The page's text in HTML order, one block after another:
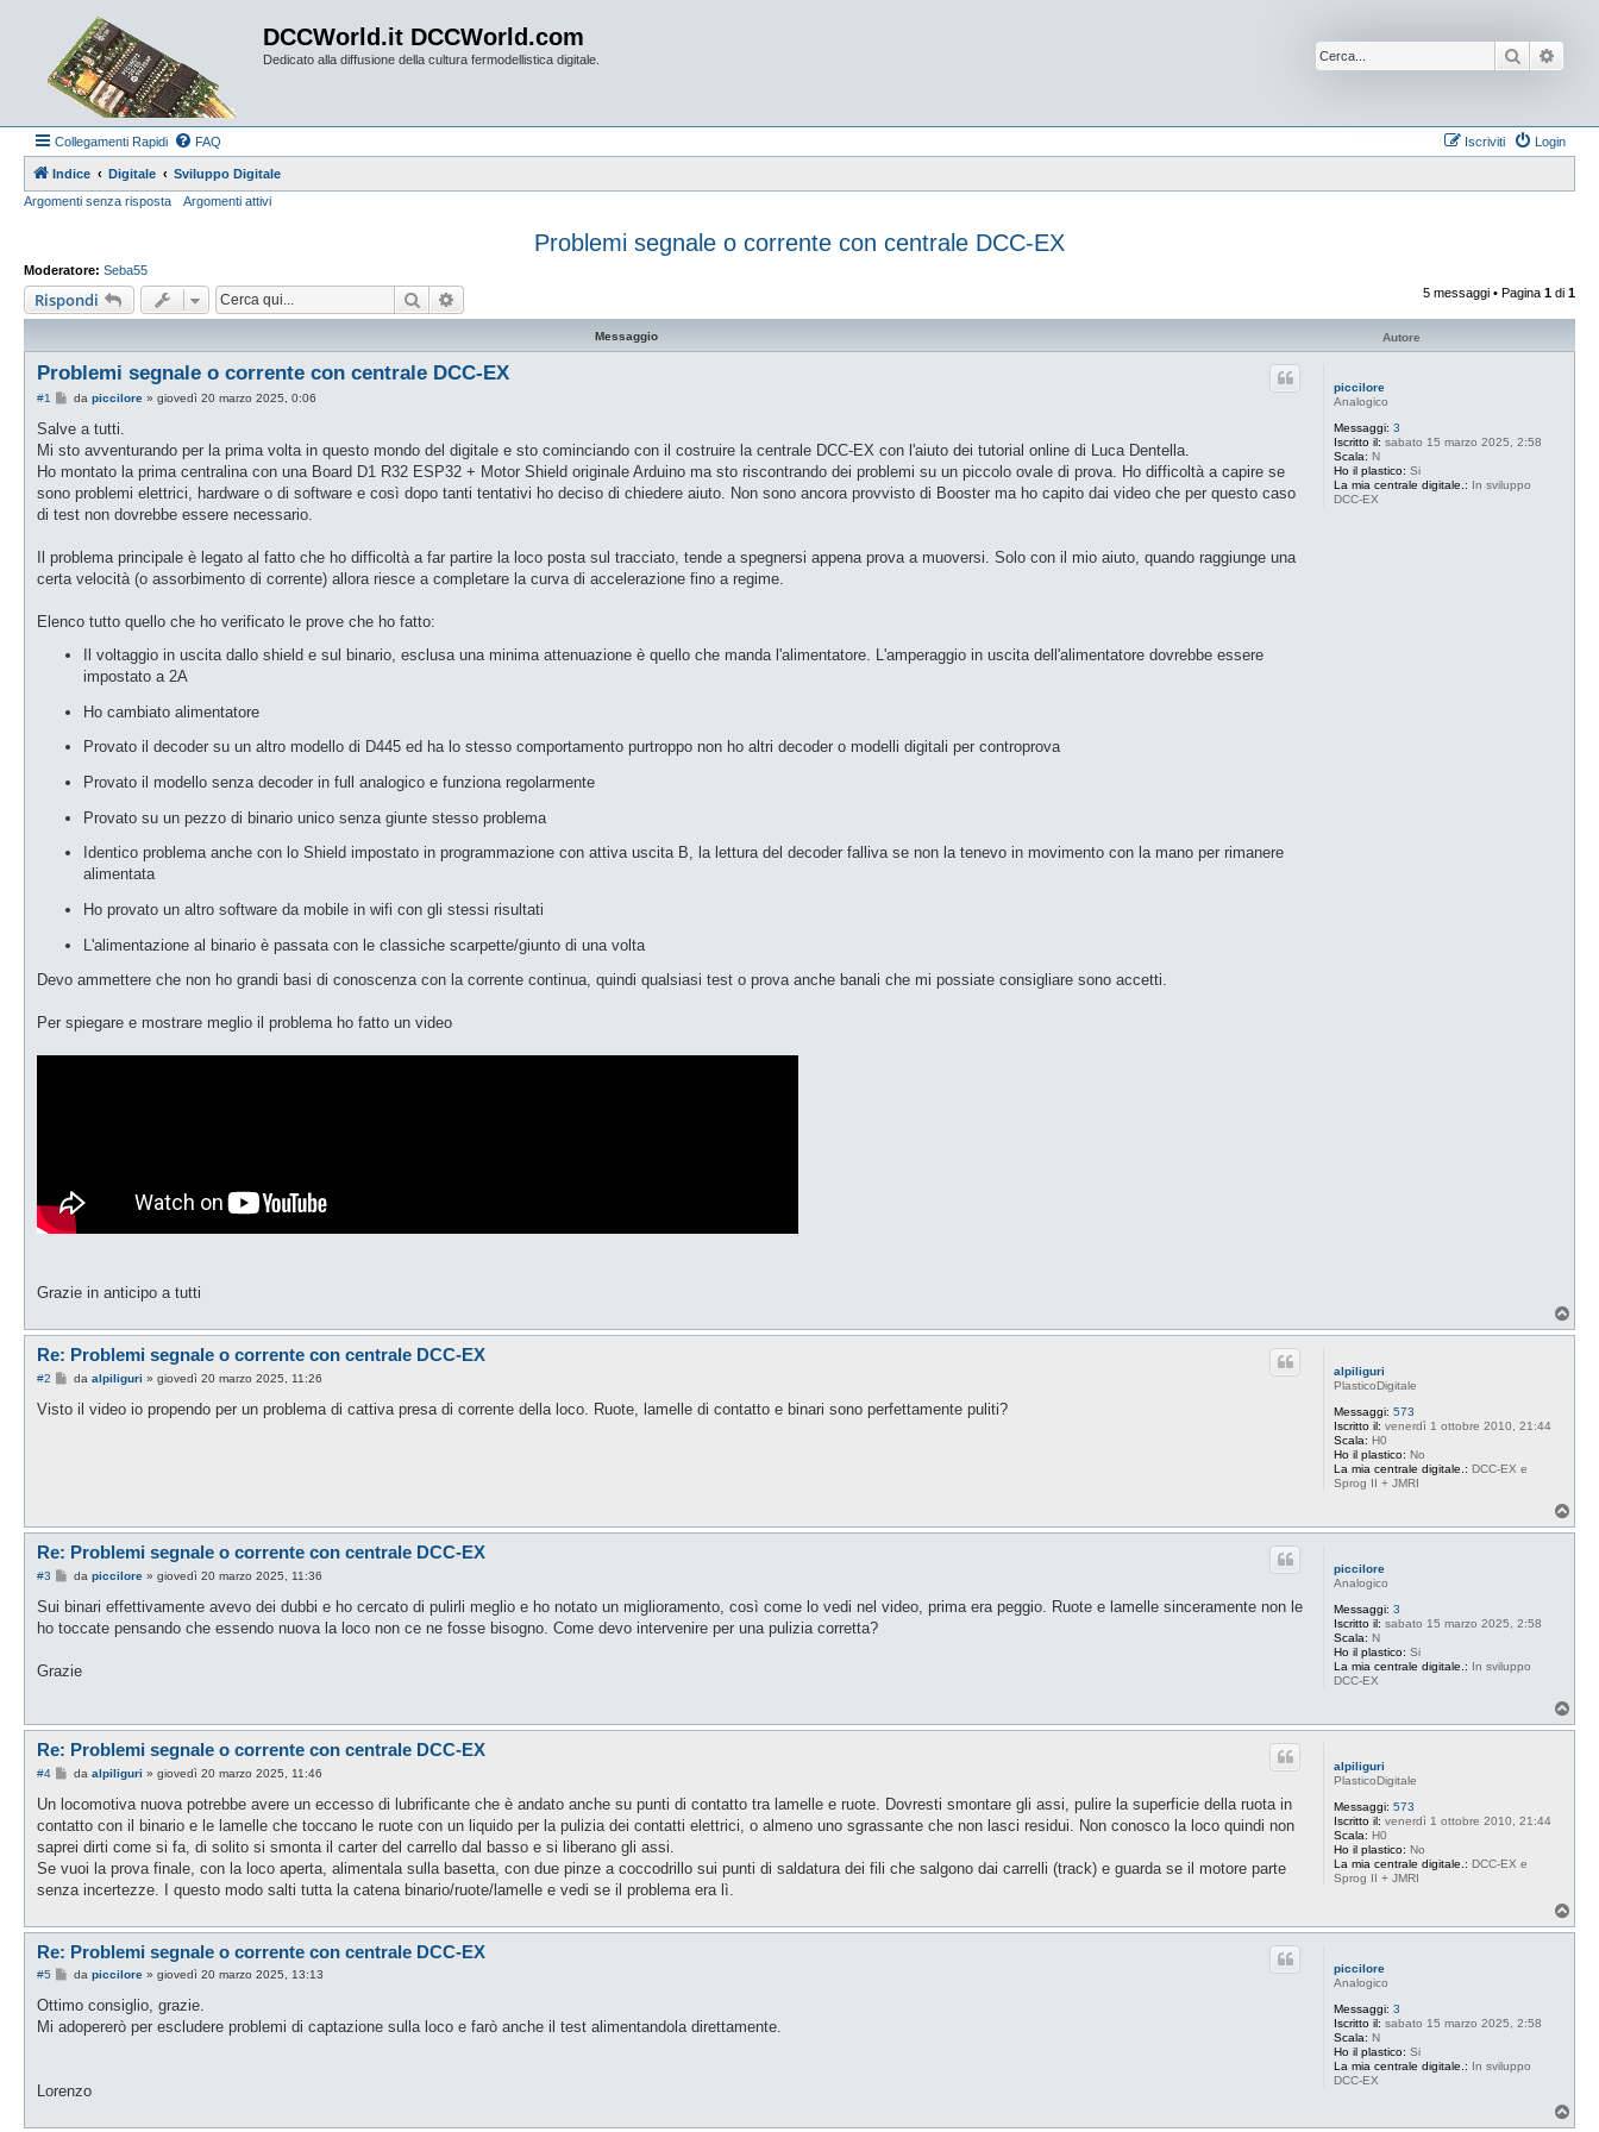
DCCWorld.it DCCWorld.com
Dedicato alla diffusione della cultura fermodellistica digitale. Cerca
Collegamenti Rapidi FAQ Login
Iscriviti
Indice Digitale
Sviluppo Digitale
Argomenti senza risposta
Argomenti attivi
Problemi segnale o corrente con centrale DCC-EX
Moderatore: Seba55
Rispondi Cerca 5 messaggi • Pagina 1 di 1
Messaggio Autore
piccilore
Analogico
Messaggi: 3
Iscritto il: sabato 15 marzo 2025, 2:58
Scala: N
Ho il plastico: Si
La mia centrale digitale.: In sviluppo
DCC-EX
Problemi segnale o corrente con centrale DCC-EX
#1
M
s
a
g
i
o
da piccilore» giovedì 20 marzo 2025, 0:06
Salve a tutti.
Mi sto avventurando per la prima volta in questo mondo del digitale e sto cominciando con il costruire la centrale DCC-EX con l'aiuto dei tutorial online di Luca Dentella.
Ho montato la prima centralina con una Board D1 R32 ESP32 + Motor Shield originale Arduino ma sto riscontrando dei problemi su un piccolo ovale di prova. Ho difficoltà a capire se
sono problemi elettrici, hardware o di software e così dopo tanti tentativi ho deciso di chiedere aiuto. Non sono ancora provvisto di Booster ma ho capito dai video che per questo caso
di test non dovrebbe essere necessario.
Il problema principale è legato al fatto che ho difficoltà a far partire la loco posta sul tracciato, tende a spegnersi appena prova a muoversi. Solo con il mio aiuto, quando raggiunge una
certa velocità (o assorbimento di corrente) allora riesce a completare la curva di accelerazione fino a regime.
Elenco tutto quello che ho verificato le prove che ho fatto:
Il voltaggio in uscita dallo shield e sul binario, esclusa una minima attenuazione è quello che manda l'alimentatore. L'amperaggio in uscita dell'alimentatore dovrebbe essere
impostato a 2A
Ho cambiato alimentatore
Provato il decoder su un altro modello di D445 ed ha lo stesso comportamento purtroppo non ho altri decoder o modelli digitali per controprova
Provato il modello senza decoder in full analogico e funziona regolarmente
Provato su un pezzo di binario unico senza giunte stesso problema
Identico problema anche con lo Shield impostato in programmazione con attiva uscita B, la lettura del decoder falliva se non la tenevo in movimento con la mano per rimanere
alimentata
Ho provato un altro software da mobile in wifi con gli stessi risultati
L'alimentazione al binario è passata con le classiche scarpette/giunto di una volta
Devo ammettere che non ho grandi basi di conoscenza con la corrente continua, quindi qualsiasi test o prova anche banali che mi possiate consigliare sono accetti.
Per spiegare e mostrare meglio il problema ho fatto un video
Grazie in anticipo a tutti
o
alpiliguri
PlasticoDigitale
Messaggi: 573
Iscritto il: venerdì 1 ottobre 2010, 21:44
Scala: H0
Ho il plastico: No
La mia centrale digitale.: DCC-EX e
Sprog II + JMRI
Re: Problemi segnale o corrente con centrale DCC-EX
#2
M
s
da alpiliguri » giovedì 20 marzo 2025, 11:26
Visto il video io propendo per un problema di cattiva presa di corrente della loco. Ruote, lamelle di contatto e binari sono perfettamente puliti?
o
piccilore
Analogico
Messaggi: 3
Iscritto il: sabato 15 marzo 2025, 2:58
Scala: N
Ho il plastico: Si
La mia centrale digitale.: In sviluppo
DCC-EX
Re: Problemi segnale o corrente con centrale DCC-EX
#3
M
s
a
i
da piccilore» giovedì 20 marzo 2025, 11:36
Sui binari effettivamente avevo dei dubbi e ho cercato di pulirli meglio e ho notato un miglioramento, così come lo vedi nel video, prima era peggio. Ruote e lamelle sinceramente non le
ho toccate pensando che essendo nuova la loco non ce ne fosse bisogno. Come devo intervenire per una pulizia corretta?
Grazie
o
alpiliguri
PlasticoDigitale
Messaggi: 573
Iscritto il: venerdì 1 ottobre 2010, 21:44
Scala: H0
Ho il plastico: No
La mia centrale digitale.: DCC-EX e
Sprog II + JMRI
Re: Problemi segnale o corrente con centrale DCC-EX
#4
M
s
a
g
i
o
da alpiliguri » giovedì 20 marzo 2025, 11:46
Un locomotiva nuova potrebbe avere un eccesso di lubrificante che è andato anche su punti di contatto tra lamelle e ruote. Dovresti smontare gli assi, pulire la superficie della ruota in
contatto con il binario e le lamelle che toccano le ruote con un liquido per la pulizia dei contatti elettrici, o almeno uno sgrassante che non lasci residui. Non conosco la loco quindi non
saprei dirti come si fa, di solito si smonta il carter del carrello dal basso e si liberano gli assi.
Se vuoi la prova finale, con la loco aperta, alimentala sulla basetta, con due pinze a coccodrillo sui punti di saldatura dei fili che salgono dai carrelli (track) e guarda se il motore parte
senza incertezze. I questo modo salti tutta la catena binario/ruote/lamelle e vedi se il problema era lì.
o
piccilore
Analogico
Messaggi: 3
Iscritto il: sabato 15 marzo 2025, 2:58
Scala: N
Ho il plastico: Si
La mia centrale digitale.: In sviluppo
DCC-EX
Re: Problemi segnale o corrente con centrale DCC-EX
#5
M
s
a
o
da piccilore» giovedì 20 marzo 2025, 13:13
Ottimo consiglio, grazie.
Mi adopererò per escludere problemi di captazione sulla loco e farò anche il test alimentandola direttamente.
Lorenzo
o